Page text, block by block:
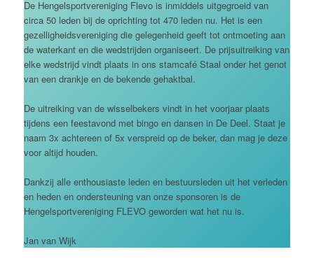
De Hengelsportvereniging Flevo is inmiddels uitgegroeid van
circa 50 leden bij de oprichting tot 470 leden nu. Het is een
gezelligheidsvereniging die gelegenheid geeft tot ontmoeting aan
de waterkant en die wedstrijden organiseert. De prijsuitreiking van
elke wedstrijd vindt plaats in ons stamcafé Staal onder het genot
van een drankje en de bekende gehaktbal.
De uitreiking van de wisselbekers vindt in het voorjaar plaats
tijdens een feestavond met bingo en dansen in De Deel. Staat je
naam 3x achtereen of 5x verspreid op de beker, dan mag je deze
voor altijd houden.
Dankzij alle enthousiaste leden en bestuursleden uit het verleden
en heden en ondersteuning van onze sponsoren is de
Hengelsportvereniging FLEVO geworden wat het nu is.
Jan van Wijk